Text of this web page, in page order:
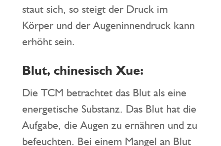
staut sich, so steigt der Druck im
Körper und der Augeninnendruck kann
erhöht sein.
Blut, chinesisch Xue:
Die TCM betrachtet das Blut als eine
energetische Substanz. Das Blut hat die
Aufgabe, die Augen zu ernähren und zu
befeuchten. Bei einem Mangel an Blut